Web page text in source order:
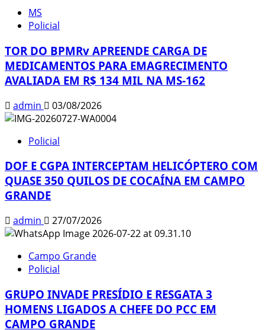
MS
Policial
TOR DO BPMRv APREENDE CARGA DE
MEDICAMENTOS PARA EMAGRECIMENTO
AVALIADA EM R$ 134 MIL NA MS-162
admin 03/08/2026
Policial
DOF E CGPA INTERCEPTAM HELICÓPTERO COM
QUASE 350 QUILOS DE COCAÍNA EM CAMPO
GRANDE
admin 27/07/2026
Campo Grande
Policial
GRUPO INVADE PRESÍDIO E RESGATA 3
HOMENS LIGADOS A CHEFE DO PCC EM
CAMPO GRANDE